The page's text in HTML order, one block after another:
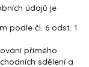
údajů je
podle čl. 6 odst. 1
přímého
sdělení a